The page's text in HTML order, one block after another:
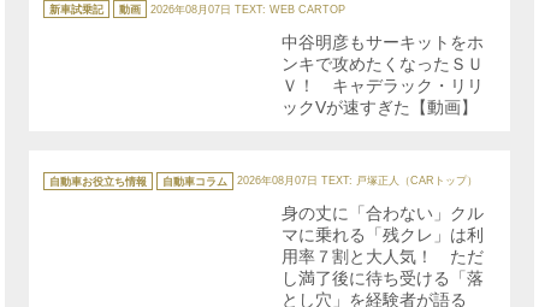
テ
ゴ
新車試乗記 動画 2026年08月07日 TEXT: WEB CARTOP
中谷明彦もサーキットをホ
ンキで攻めたくなったＳＵ
Ｖ！ キャデラック・リリ
ックVが速すぎた【動画】
テ
ゴ
自動車お役立ち情報 自動車コラム 2026年08月07日 TEXT: 戸塚正人（CARトップ）
身の丈に「合わない」クル
マに乗れる「残クレ」は利
用率７割と大人気！ ただ
し満了後に待ち受ける「落
とし穴」を経験者が語る